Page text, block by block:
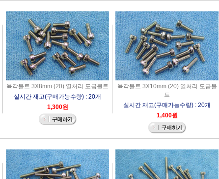
육각볼트 3X8mm (20) 열처리 도금볼트
실시간 재고(구매가능수량) : 20개
1,300원
육각볼트 3X10mm (20) 열처리 도금볼
트
실시간 재고(구매가능수량) : 20개
1,400원